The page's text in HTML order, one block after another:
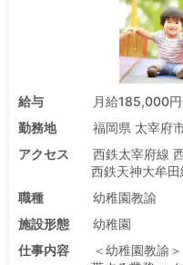
給与
月給185,000
勤務地
福岡県 太宰府
アクセス
西鉄太宰府線
西鉄天神大牟
職種
幼稚園教諭
施設形態
幼稚園
仕事内容
＜幼稚園教諭